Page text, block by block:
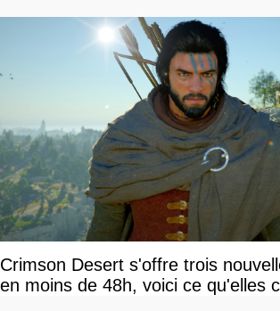
Crimson Desert s'offre trois
en moins de 48h, voici ce qu'elles